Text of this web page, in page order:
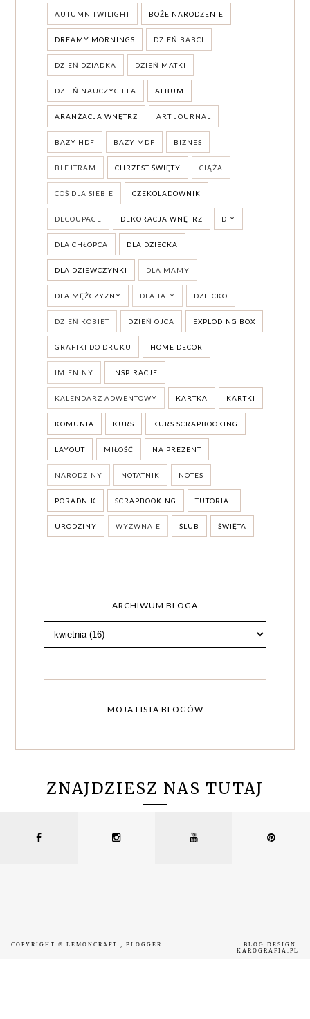
AUTUMN TWILIGHT BOŻE NARODZENIE
DREAMY MORNINGS DZIEŃ BABCI
DZIEŃ DZIADKA DZIEŃ MATKI
DZIEŃ NAUCZYCIELA ALBUM
ARANŻACJA WNĘTRZ ART JOURNAL
BAZY HDF BAZY MDF BIZNES
BLEJTRAM CHRZEST ŚWIĘTY CIĄŻA
COŚ DLA SIEBIE CZEKOLADOWNIK
DECOUPAGE DEKORACJA WNĘTRZ DIY
DLA CHŁOPCA DLA DZIECKA
DLA DZIEWCZYNKI DLA MAMY
DLA MĘŻCZYZNY DLA TATY DZIECKO
DZIEŃ KOBIET DZIEŃ OJCA EXPLODING BOX
GRAFIKI DO DRUKU HOME DECOR
IMIENINY INSPIRACJE
KALENDARZ ADWENTOWY KARTKA KARTKI
KOMUNIA KURS KURS SCRAPBOOKING
LAYOUT MIŁOŚĆ NA PREZENT
NARODZINY NOTATNIK NOTES
PORADNIK SCRAPBOOKING TUTORIAL
URODZINY WYZWNAIE ŚLUB ŚWIĘTA
ARCHIWUM BLOGA
MOJA LISTA BLOGÓW
ZNAJDZIESZ NAS TUTAJ
COPYRIGHT © LEMONCRAFT , BLOGGER
BLOG DESIGN:
KAROGRAFIA.PL